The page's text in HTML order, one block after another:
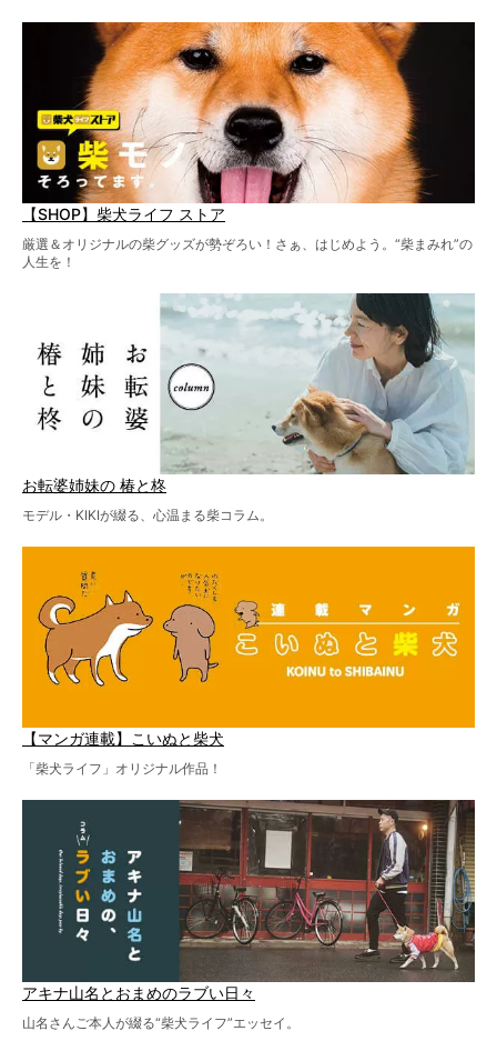
【SHOP】柴犬ライフ ストア
厳選＆オリジナルの柴グッズが勢ぞろい！さぁ、はじめよう。“柴まみれ”の
人生を！
お転婆姉妹の 椿と柊
モデル・KIKIが綴る、心温まる柴コラム。
【マンガ連載】こいぬと柴犬
「柴犬ライフ」オリジナル作品！
アキナ山名とおまめのラブい日々
山名さんご本人が綴る“柴犬ライフ”エッセイ。